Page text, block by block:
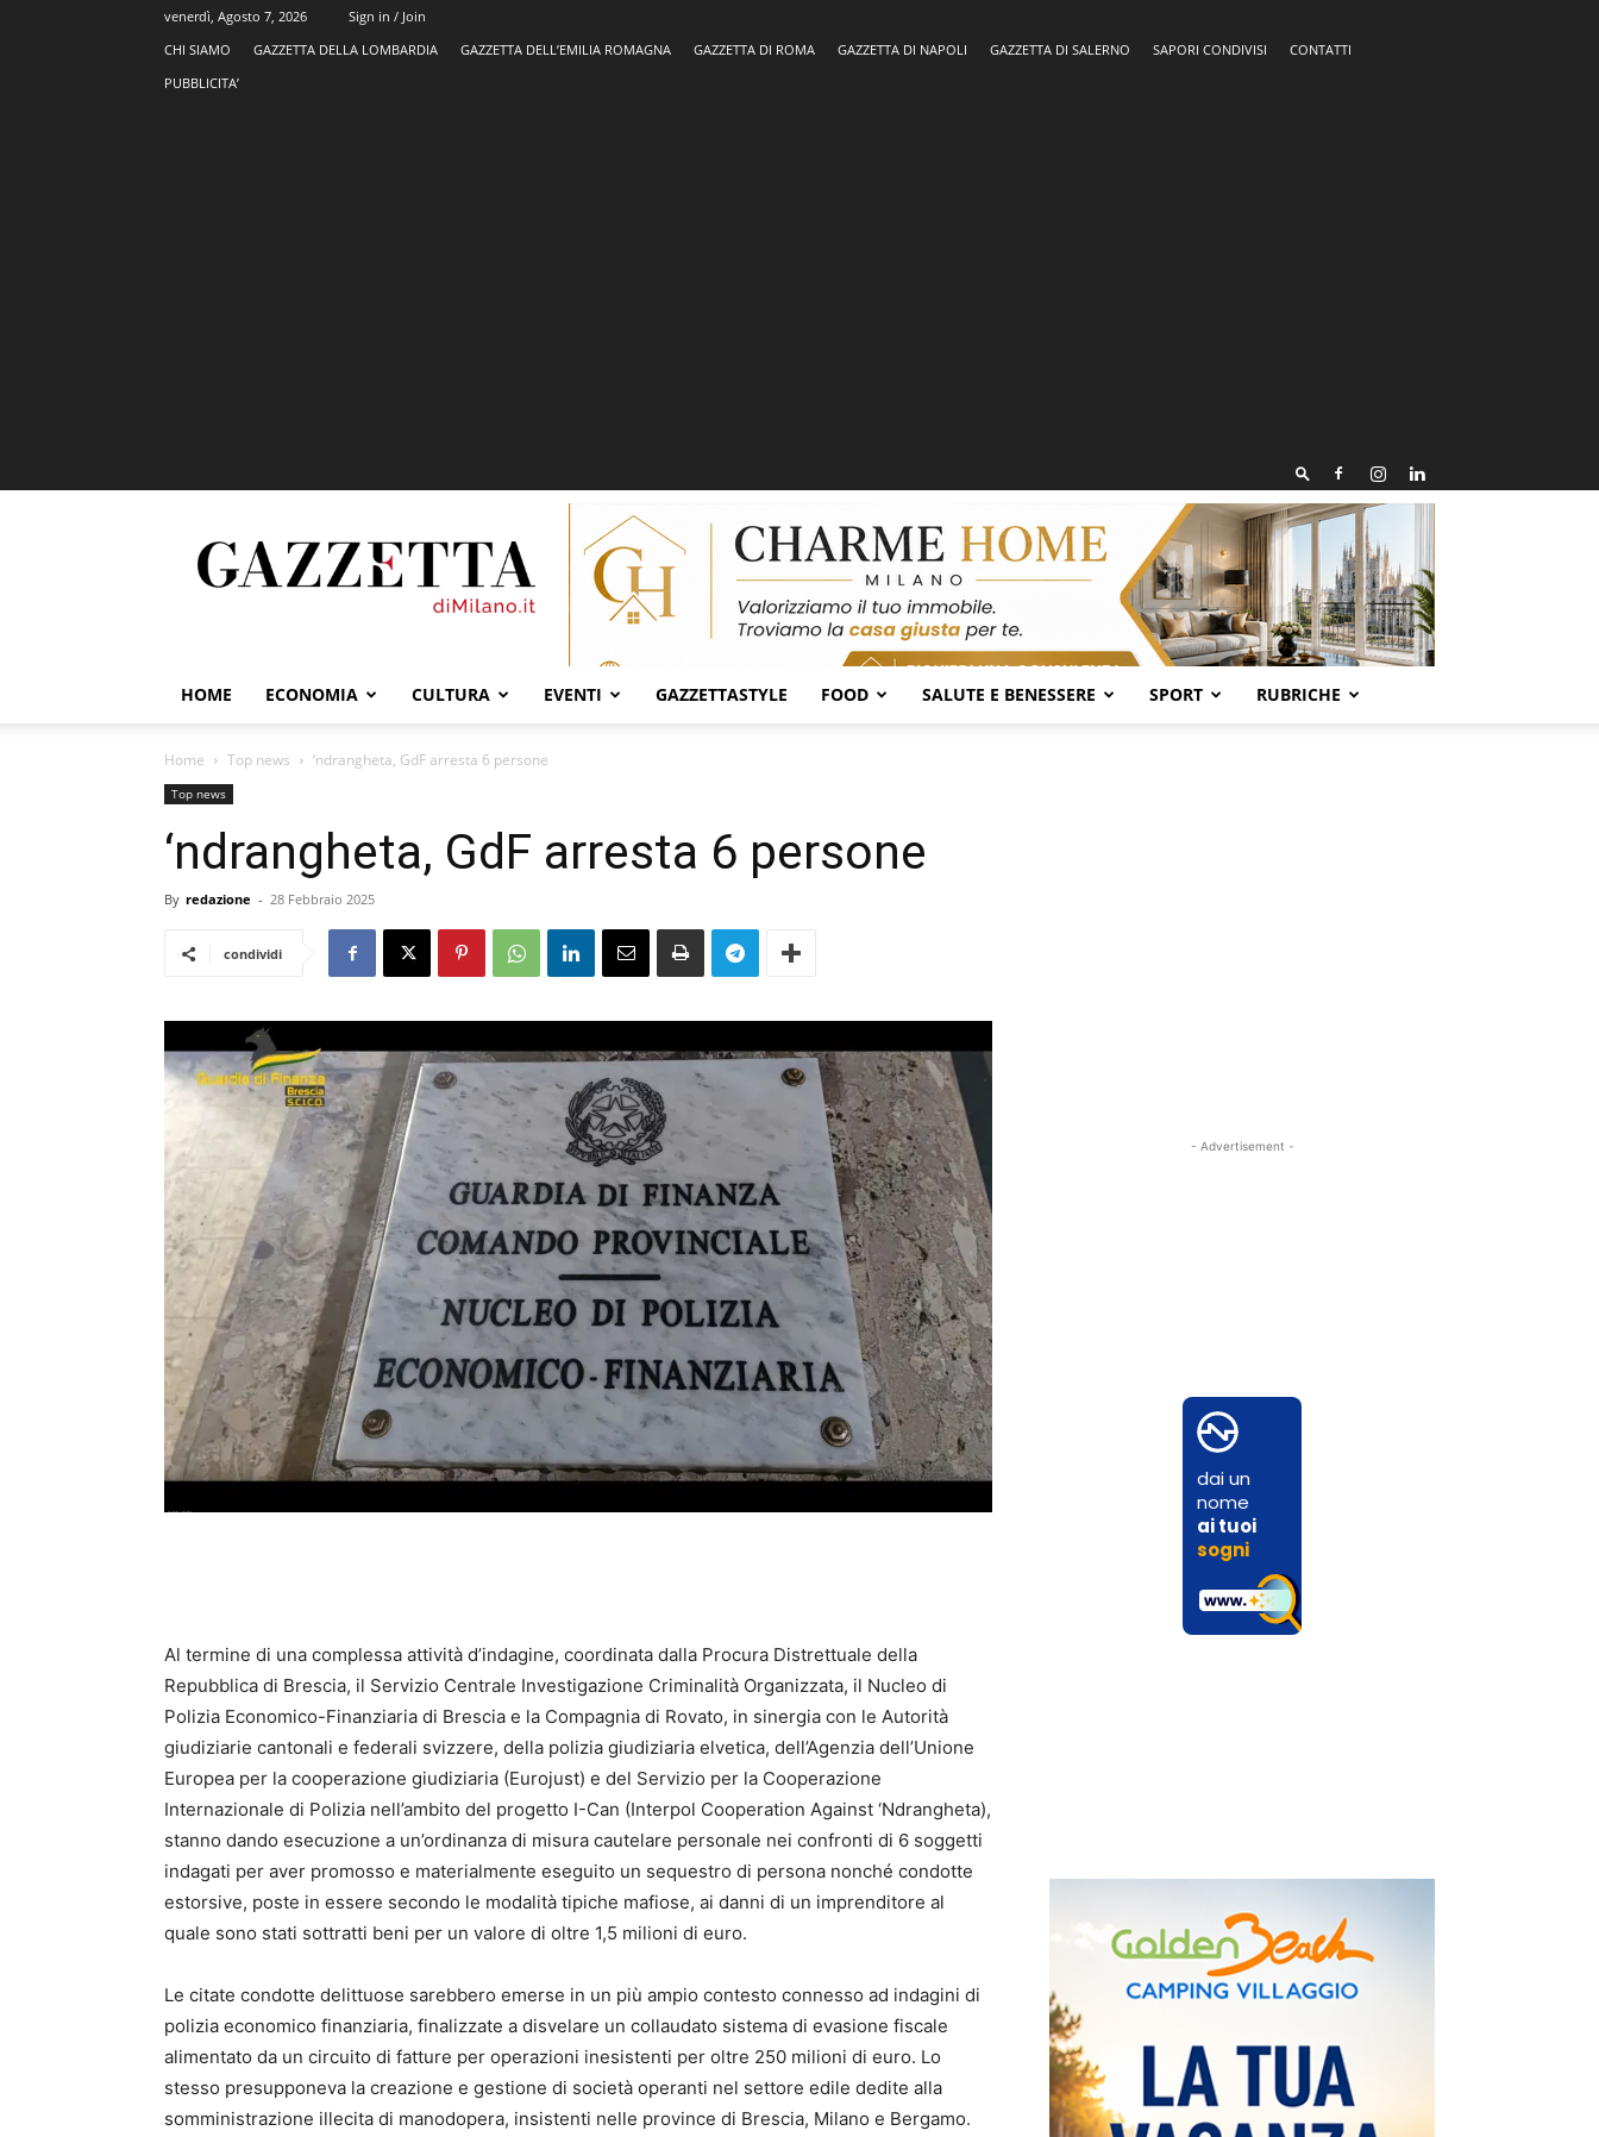
venerdì, Agosto 7, 2026
Sign in / Join
CHI SIAMO
GAZZETTA DELLA LOMBARDIA GAZZETTA DELL’EMILIA ROMAGNA GAZZETTA DI ROMA GAZZETTA DI NAPOLI GAZZETTA DI SALERNO SAPORI CONDIVISI
CONTATTI
PUBBLICITA’
HOME ECONOMIA CULTURA EVENTI GAZZETTASTYLE FOOD SALUTE E BENESSERE SPORT RUBRICHE
Home Top news ‘ndrangheta, GdF arresta 6 persone
Top news
‘ndrangheta, GdF arresta 6 persone
By redazione - 28 Febbraio 2025
condividi
Al termine di una complessa attività d’indagine, coordinata dalla Procura Distrettuale della
Repubblica di Brescia, il Servizio Centrale Investigazione Criminalità Organizzata, il Nucleo di
Polizia Economico-Finanziaria di Brescia e la Compagnia di Rovato, in sinergia con le Autorità
giudiziarie cantonali e federali svizzere, della polizia giudiziaria elvetica, dell’Agenzia dell’Unione
Europea per la cooperazione giudiziaria (Eurojust) e del Servizio per la Cooperazione
Internazionale di Polizia nell’ambito del progetto I-Can (Interpol Cooperation Against ‘Ndrangheta),
stanno dando esecuzione a un’ordinanza di misura cautelare personale nei confronti di 6 soggetti
indagati per aver promosso e materialmente eseguito un sequestro di persona nonché condotte
estorsive, poste in essere secondo le modalità tipiche mafiose, ai danni di un imprenditore al
quale sono stati sottratti beni per un valore di oltre 1,5 milioni di euro.
Le citate condotte delittuose sarebbero emerse in un più ampio contesto connesso ad indagini di
polizia economico finanziaria, finalizzate a disvelare un collaudato sistema di evasione fiscale
alimentato da un circuito di fatture per operazioni inesistenti per oltre 250 milioni di euro. Lo
stesso presupponeva la creazione e gestione di società operanti nel settore edile dedite alla
somministrazione illecita di manodopera, insistenti nelle province di Brescia, Milano e Bergamo.
- Advertisement -